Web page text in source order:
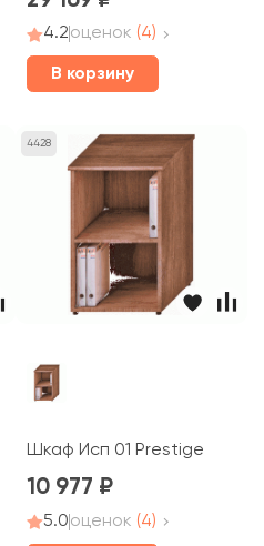
4.2оценок (4)
В корзину
4428
Шкаф Исп 01 Prestige
10 977
5.0оценок (4)